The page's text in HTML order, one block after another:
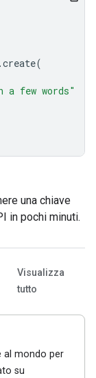
.create(
a few words"
una chiave
in pochi minuti.
Visualizza
tutto
al mondo per
su